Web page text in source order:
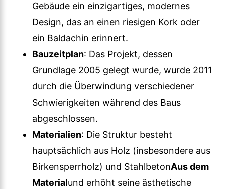
Gebäude ein einzigartiges, modernes
Design, das an einen riesigen Kork oder
ein Baldachin erinnert.
Bauzeitplan: Das Projekt, dessen
Grundlage 2005 gelegt wurde, wurde 2011
durch die Überwindung verschiedener
Schwierigkeiten während des Baus
abgeschlossen.
Materialien: Die Struktur besteht
hauptsächlich aus Holz (insbesondere aus
Birkensperrholz) und StahlbetonAus dem
Materialund erhöht seine ästhetische